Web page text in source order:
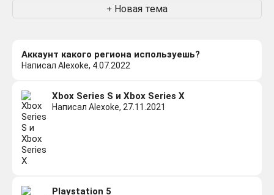
Новая тема
Аккаунт какого региона используешь?
Написал Alexoke, 4.07.2022
Xbox Series S и Xbox Series X
Написал Alexoke, 27.11.2021
Playstation 5